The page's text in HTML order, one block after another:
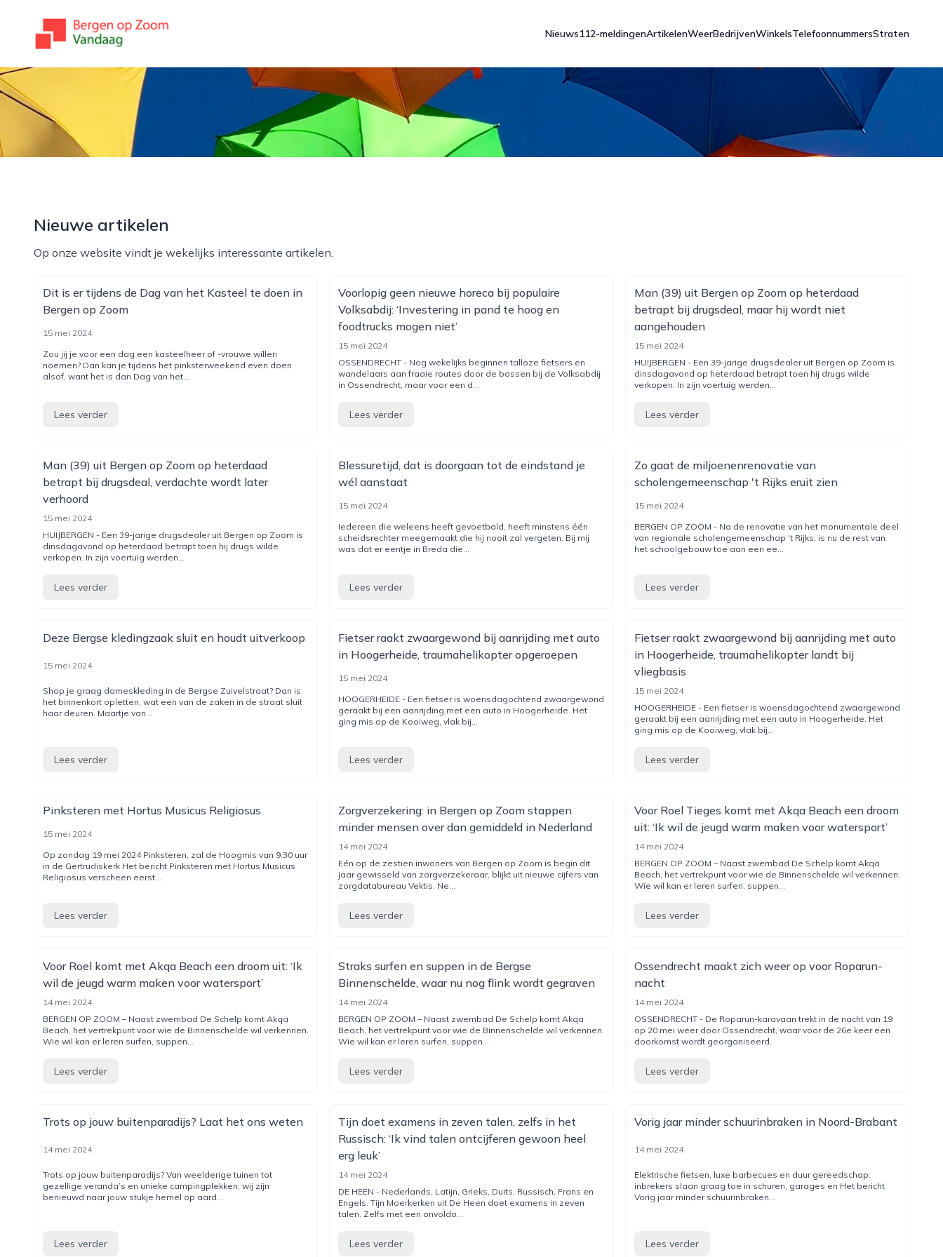
bergenopzoomvandaag.nl
Nieuws112-meldingenArtikelenWeerBedrijvenWinkelsTelefoonnummersStraten
Nieuwe artikelen
Op onze website vindt je wekelijks interessante artikelen.
Dit is er tijdens de Dag van het Kasteel te doen in
Bergen op Zoom
15 mei 2024
Zou jij je voor een dag een kasteelheer of -vrouwe willen
noemen? Dan kan je tijdens het pinksterweekend even doen
alsof, want het is dan Dag van het...
Lees verder
Voorlopig geen nieuwe horeca bij populaire
Volksabdij: ‘Investering in pand te hoog en
foodtrucks mogen niet’
15 mei 2024
OSSENDRECHT - Nog wekelijks beginnen talloze fietsers en
wandelaars aan fraaie routes door de bossen bij de Volksabdij
in Ossendrecht, maar voor een d...
Lees verder
Man (39) uit Bergen op Zoom op heterdaad
betrapt bij drugsdeal, maar hij wordt niet
aangehouden
15 mei 2024
HUIJBERGEN - Een 39-jarige drugsdealer uit Bergen op Zoom is
dinsdagavond op heterdaad betrapt toen hij drugs wilde
verkopen. In zijn voertuig werden...
Lees verder
Man (39) uit Bergen op Zoom op heterdaad
betrapt bij drugsdeal, verdachte wordt later
verhoord
15 mei 2024
HUIJBERGEN - Een 39-jarige drugsdealer uit Bergen op Zoom is
dinsdagavond op heterdaad betrapt toen hij drugs wilde
verkopen. In zijn voertuig werden...
Lees verder
Blessuretijd, dat is doorgaan tot de eindstand je
wél aanstaat
15 mei 2024
Iedereen die weleens heeft gevoetbald, heeft minstens één
scheidsrechter meegemaakt die hij nooit zal vergeten. Bij mij
was dat er eentje in Breda die...
Lees verder
Zo gaat de miljoenenrenovatie van
scholengemeenschap 't Rijks eruit zien
15 mei 2024
BERGEN OP ZOOM - Na de renovatie van het monumentale deel
van regionale scholengemeenschap 't Rijks, is nu de rest van
het schoolgebouw toe aan een ee...
Lees verder
Deze Bergse kledingzaak sluit en houdt uitverkoop
15 mei 2024
Shop je graag dameskleding in de Bergse Zuivelstraat? Dan is
het binnenkort opletten, wat een van de zaken in de straat sluit
haar deuren. Maartje van...
Lees verder
Fietser raakt zwaargewond bij aanrijding met auto
in Hoogerheide, traumahelikopter opgeroepen
15 mei 2024
HOOGERHEIDE - Een fietser is woensdagochtend zwaargewond
geraakt bij een aanrijding met een auto in Hoogerheide. Het
ging mis op de Kooiweg, vlak bij...
Lees verder
Fietser raakt zwaargewond bij aanrijding met auto
in Hoogerheide, traumahelikopter landt bij
vliegbasis
15 mei 2024
HOOGERHEIDE - Een fietser is woensdagochtend zwaargewond
geraakt bij een aanrijding met een auto in Hoogerheide. Het
ging mis op de Kooiweg, vlak bij...
Lees verder
Pinksteren met Hortus Musicus Religiosus
15 mei 2024
Op zondag 19 mei 2024 Pinksteren, zal de Hoogmis van 9.30 uur
in de Gertrudiskerk Het bericht Pinksteren met Hortus Musicus
Religiosus verscheen eerst...
Lees verder
Zorgverzekering: in Bergen op Zoom stappen
minder mensen over dan gemiddeld in Nederland
14 mei 2024
Eén op de zestien inwoners van Bergen op Zoom is begin dit
jaar gewisseld van zorgverzekeraar, blijkt uit nieuwe cijfers van
zorgdatabureau Vektis. Ne...
Lees verder
Voor Roel Tieges komt met Akqa Beach een droom
uit: ‘Ik wil de jeugd warm maken voor watersport’
14 mei 2024
BERGEN OP ZOOM – Naast zwembad De Schelp komt Akqa
Beach, het vertrekpunt voor wie de Binnenschelde wil verkennen.
Wie wil kan er leren surfen, suppen...
Lees verder
Voor Roel komt met Akqa Beach een droom uit: ‘Ik
wil de jeugd warm maken voor watersport’
14 mei 2024
BERGEN OP ZOOM – Naast zwembad De Schelp komt Akqa
Beach, het vertrekpunt voor wie de Binnenschelde wil verkennen.
Wie wil kan er leren surfen, suppen...
Lees verder
Straks surfen en suppen in de Bergse
Binnenschelde, waar nu nog flink wordt gegraven
14 mei 2024
BERGEN OP ZOOM – Naast zwembad De Schelp komt Akqa
Beach, het vertrekpunt voor wie de Binnenschelde wil verkennen.
Wie wil kan er leren surfen, suppen...
Lees verder
Ossendrecht maakt zich weer op voor Roparun-
nacht
14 mei 2024
OSSENDRECHT - De Roparun-karavaan trekt in de nacht van 19
op 20 mei weer door Ossendrecht, waar voor de 26e keer een
doorkomst wordt georganiseerd.
Lees verder
Trots op jouw buitenparadijs? Laat het ons weten
14 mei 2024
Trots op jouw buitenparadijs? Van weelderige tuinen tot
gezellige veranda’s en unieke campingplekken, wij zijn
benieuwd naar jouw stukje hemel op aard...
Lees verder
Tijn doet examens in zeven talen, zelfs in het
Russisch: ‘Ik vind talen ontcijferen gewoon heel
erg leuk’
14 mei 2024
DE HEEN - Nederlands, Latijn, Grieks, Duits, Russisch, Frans en
Engels. Tijn Moerkerken uit De Heen doet examens in zeven
talen. Zelfs met een onvoldo...
Lees verder
Vorig jaar minder schuurinbraken in Noord-Brabant
14 mei 2024
Elektrische fietsen, luxe barbecues en duur gereedschap:
inbrekers slaan graag toe in schuren, garages en Het bericht
Vorig jaar minder schuurinbraken...
Lees verder